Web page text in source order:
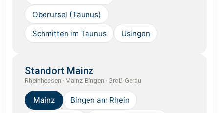
Oberursel (Taunus)
Schmitten im Taunus Usingen
Standort Mainz
Rheinhessen · Mainz-Bingen · Groß-Gerau
Mainz Bingen am Rhein